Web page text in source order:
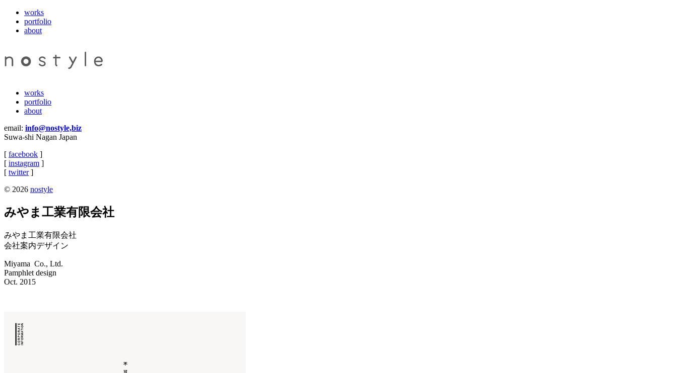
works
portfolio
about
works
portfolio
about
email: info@nostyle,biz
Suwa-shi Nagan Japan
[ facebook ]
[ instagram ]
[ twitter]
© 2026 nostyle
みやま工業有限会社
みやま工業有限会社
会社案内デザイン
Miyama Co., Ltd.
Pamphlet design
Oct. 2015